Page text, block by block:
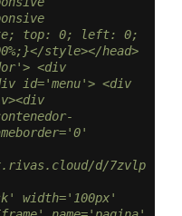
top: 0; left: 0;
style></head>
<div
id='menu'> <div
d/7zvlp
width='100px'